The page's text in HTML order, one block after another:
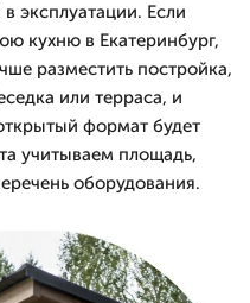
эксплуатации. Если
кухню в Екатеринбург,
разместить постройка,
или терраса, и
формат будет
учитываем площадь,
оборудования.